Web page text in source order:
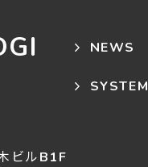
ビルB1F
NEWS
SYSTEM